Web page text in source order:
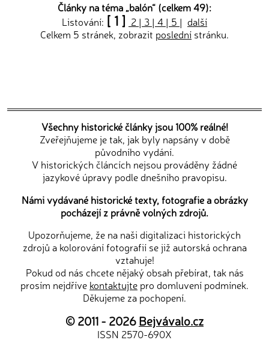
Články na téma „balón“ (celkem 49):
Listování: [ 1 ] 2 | 3 | 4 | 5 | další
Celkem 5 stránek, zobrazit poslední stránku.
Všechny historické články jsou 100% reálné!
Zveřejňujeme je tak, jak byly napsány v době
původního vydání.
V historických článcích nejsou prováděny žádné
jazykové úpravy podle dnešního pravopisu.
Námi vydávané historické texty, fotografie a obrázky
pocházejí z právně volných zdrojů.
Upozorňujeme, že na naši digitalizaci historických
zdrojů a kolorování fotografií se již autorská ochrana
vztahuje!
Pokud od nás chcete nějaký obsah přebírat, tak nás
prosím nejdříve kontaktujte pro domluvení podmínek.
Děkujeme za pochopení.
© 2011 - 2026Bejvávalo.cz
ISSN 2570-690X